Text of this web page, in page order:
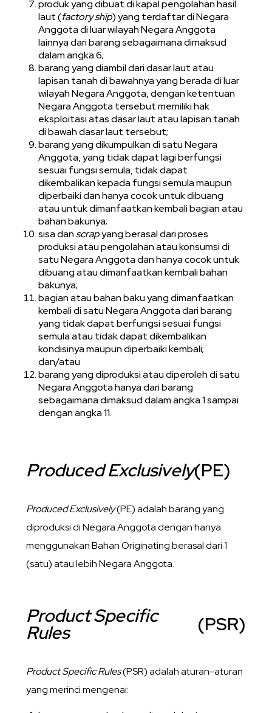
produk yang dibuat di kapal pengolahan hasil
laut (factory ship) yang terdaftar di Negara
Anggota di luar wilayah Negara Anggota
lainnya dari barang sebagaimana dimaksud
dalam angka 6;
barang yang diambil dari dasar laut atau
lapisan tanah di bawahnya yang berada di luar
wilayah Negara Anggota, dengan ketentuan
Negara Anggota tersebut memiliki hak
eksploitasi atas dasar laut atau lapisan tanah
di bawah dasar laut tersebut;
barang yang dikumpulkan di satu Negara
Anggota, yang tidak dapat lagi berfungsi
sesuai fungsi semula, tidak dapat
dikembalikan kepada fungsi semula maupun
diperbaiki dan hanya cocok untuk dibuang
atau untuk dimanfaatkan kembali bagian atau
bahan bakunya;
sisa danscrapyang berasal dari proses
produksi atau pengolahan atau konsumsi di
satu Negara Anggota dan hanya cocok untuk
dibuang atau dimanfaatkan kembali bahan
bakunya;
bagian atau bahan baku yang dimanfaatkan
kembali di satu Negara Anggota dari barang
yang tidak dapat berfungsi sesuai fungsi
semula atau tidak dapat dikembalikan
kondisinya maupun diperbaiki kembali;
dan/atau
barang yang diproduksi atau diperoleh di satu
Negara Anggota hanya dari barang
sebagaimana dimaksud dalam angka 1 sampai
dengan angka 11.
Produced Exclusively(PE)
Produced Exclusively(PE) adalah barang yang
diproduksi di Negara Anggota dengan hanya
menggunakan Bahan Originating berasal dari 1
(satu) atau lebih Negara Anggota.
Product Specific
Rules (PSR)
Product Specific Rules(PSR) adalah aturan-aturan
yang merinci mengenai: